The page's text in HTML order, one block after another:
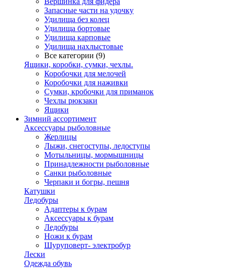
Запасные части на удочку
Удилища без колец
Удилища бортовые
Удилища карповые
Удилища нахлыстовые
Все категории (9)
Ящики, коробки, сумки, чехлы.
Коробочки для мелочей
Коробочки для наживки
Сумки, кробочки для приманок
Чехлы рюкзаки
Ящики
Зимний ассортимент
Аксессуары рыболовные
Жерлицы
Лыжи, снегоступы, ледоступы
Мотыльницы, мормышницы
Принадлежности рыболовные
Санки рыболовные
Черпаки и богры, пешня
Катушки
Ледобуры
Адаптеры к бурам
Аксессуары к бурам
Ледобуры
Ножи к бурам
Шуруповерт- электробур
Лески
Одежда обувь